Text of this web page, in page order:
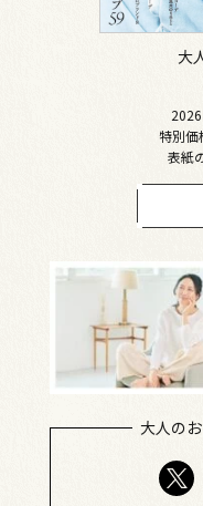
大
特別
表紙
大人の